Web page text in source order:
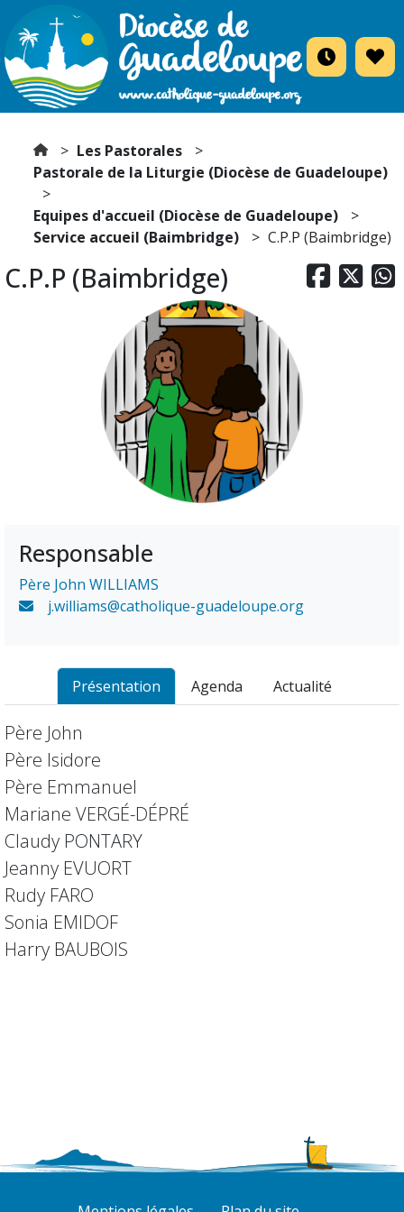
Les Pastorales
Pastorale de la Liturgie (Diocèse de Guadeloupe)
Equipes d'accueil (Diocèse de Guadeloupe)
Service accueil (Baimbridge)
C.P.P (Baimbridge)
  
C.P.P (Baimbridge)
Responsable
Père John WILLIAMS
j.williams@catholique-guadeloupe.org
Présentation Agenda Actualité
Père John
Père Isidore
Père Emmanuel
Mariane VERGÉ-DÉPRÉ
Claudy PONTARY
Jeanny EVUORT
Rudy FARO
Sonia EMIDOF
Harry BAUBOIS